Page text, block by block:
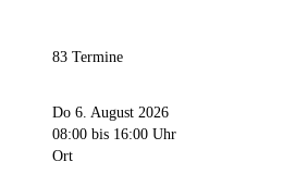
83 Termine
Do 6. August 2026
08:00 bis 16:00 Uhr
Ort